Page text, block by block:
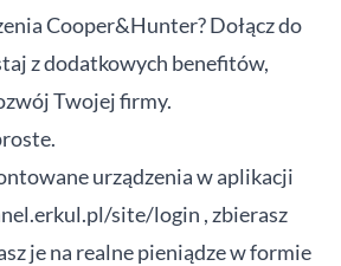
Cooper&Hunter? Dołącz do
z dodatkowych benefitów,
Twojej firmy.
urządzenia w aplikacji
site/login , zbierasz
je na realne pieniądze w formie